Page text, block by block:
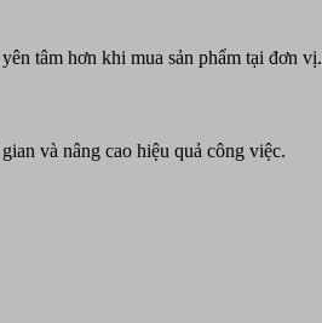
tâm hơn khi mua sản phẩm tại đơn vị.
và nâng cao hiệu quả công việc.